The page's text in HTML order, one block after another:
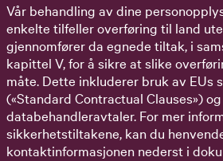
Vår behandling av dine
enkelte tilfeller overføring til land
gjennomfører da egnede tiltak, i
kapittel V, for å sikre at slike
måte. Dette inkluderer bruk av EUs
(«Standard Contractual Clauses») og
databehandleravtaler. For mer
sikkerhetstiltakene, kan du
kontaktinformasjonen nederst i